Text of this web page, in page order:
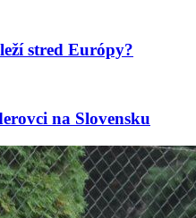
stred Európy?
na Slovensku